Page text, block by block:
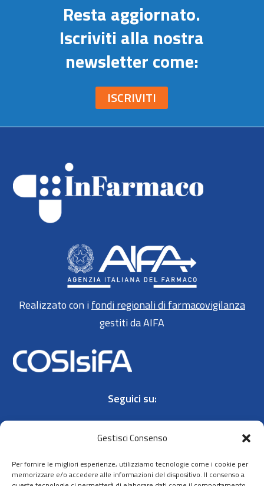
Gestisci Consenso
Per fornire le migliori esperienze, utilizziamo tecnologie come i cookie per
memorizzare e/o accedere alle informazioni del dispositivo. Il consenso a
Resta aggiornato.
Iscriviti alla nostra
newsletter come:
ISCRIVITI
Realizzato con ifondi regionali di farmacovigilanza
gestiti da AIFA
Seguici su: